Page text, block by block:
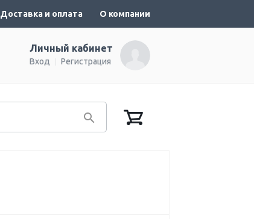
Доставка и оплата О компании
Личный кабинет
Вход Регистрация